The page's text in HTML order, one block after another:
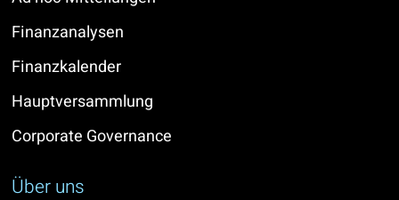
Finanzanalysen
Finanzkalender
Hauptversammlung
Corporate Governance
Über uns